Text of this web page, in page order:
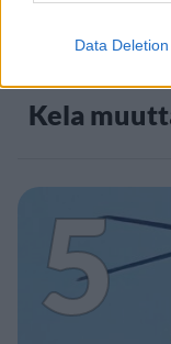
Data Deletion
UUTISET
Kela
5